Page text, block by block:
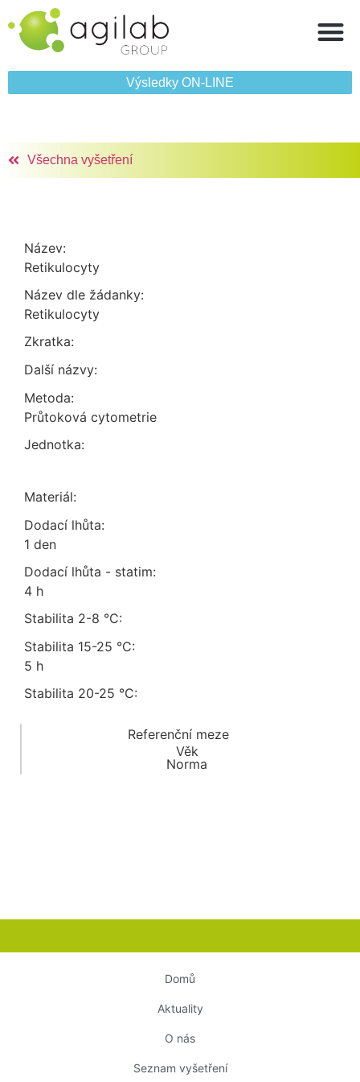
Výsledky ON‑LINE
Všechna vyšetření
Název:
Retikulocyty
Název dle žádanky:
Retikulocyty
Zkratka:
Další názvy:
Metoda:
průtoková cytometrie
Jednotka:
Materiál:
Dodací lhůta:
1 den
Dodací lhůta - statim:
4 h
Stabilita 2-8 °C:
Stabilita 15-25 °C:
5 h
Stabilita 20-25 °C:
Referenční meze
Věk
Norma
Domů
Aktuality
O nás
Seznam vyšetření